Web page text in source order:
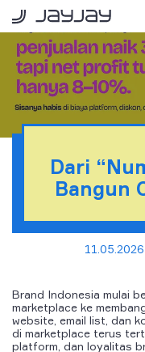
Dari
Bangun
11.05.2026
Brand Indonesia mulai
marketplace ke
website, email list, dan
di marketplace terus
platform, dan loyalitas